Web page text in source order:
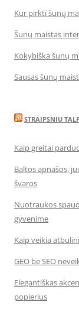
Kur pirkti šunų
Šunų maistas
Kokybiška šunų
Sausas šunų
STRAIPSNIU
Kaip greitai
Baltos apnašos,
švaros
Nuotraukos
gyvenime
Kaip veikia
GEO be SEO
Elegantiškas
popierius